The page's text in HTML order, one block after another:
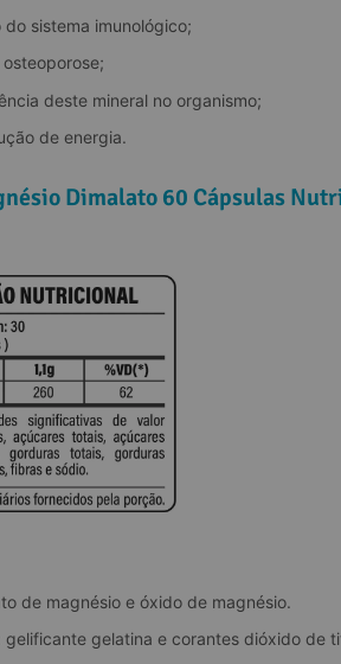
sistema imunológico;
deste mineral no organismo;
de energia.
Dimalato 60 Cápsulas
de magnésio e óxido de magnésio.
gelificante gelatina e corantes dióxido de